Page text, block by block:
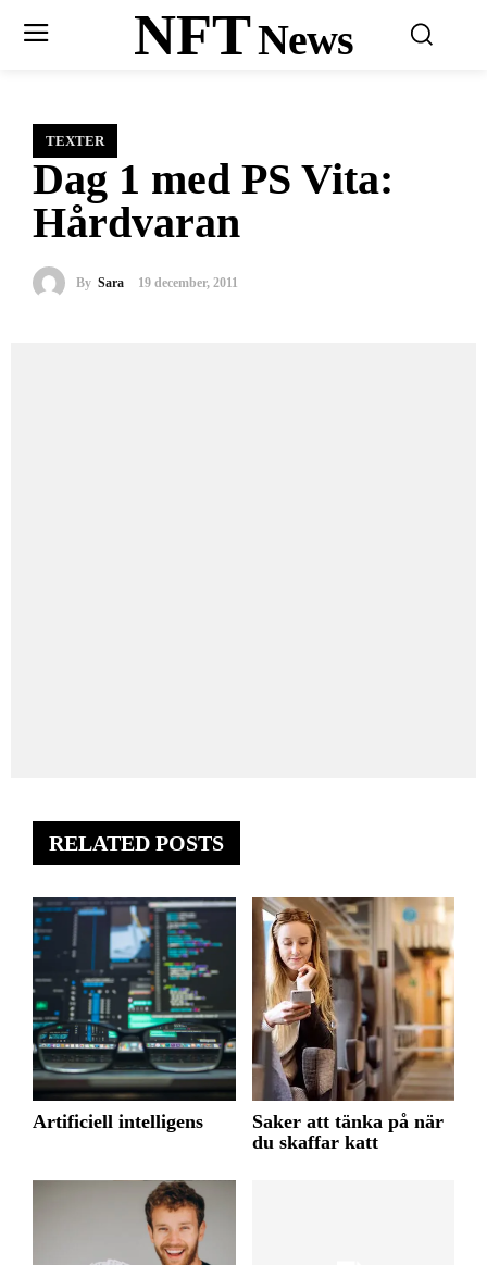
NFTNews
TEXTER
Dag 1 med PS Vita:
Hårdvaran
By Sara 19 december, 2011
RELATED POSTS
Artificiell intelligens
Saker att tänka på när
du skaffar katt